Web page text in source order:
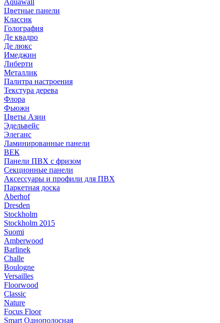
Aquawall
Цветные панели
Классик
Голография
Де квадро
Де люкс
Имеджин
Либерти
Металлик
Палитра настроения
Текстура дерева
Флора
Фьюжн
Цветы Азии
Эдельвейс
Элеганс
Ламинированные панели
ВЕК
Панели ПВХ с фризом
Секционные панели
Аксессуары и профили для ПВХ
Паркетная доска
Aberhof
Dresden
Stockholm
Stockholm 2015
Suomi
Amberwood
Barlinek
Challe
Boulogne
Versailles
Floorwood
Classic
Nature
Focus Floor
Smart Однополосная